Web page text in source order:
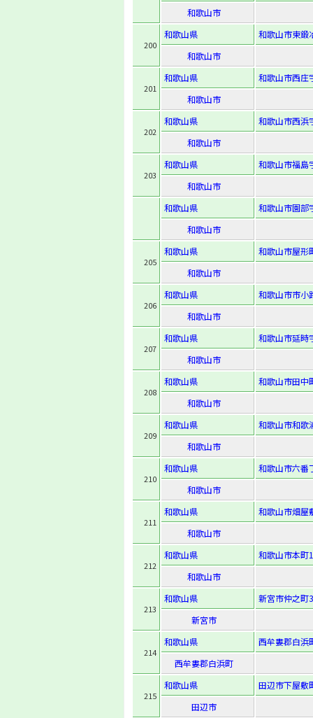
和歌山市
200
和歌山県
和歌山市東鍛
和歌山市
201
和歌山県
和歌山市西庄
和歌山市
202
和歌山県
和歌山市西浜
和歌山市
203
和歌山県
和歌山市福島
和歌山市
和歌山県
和歌山市園部
和歌山市
205
和歌山県
和歌山市屋形
和歌山市
206
和歌山県
和歌山市市小
和歌山市
207
和歌山県
和歌山市延時
和歌山市
208
和歌山県
和歌山市田中
和歌山市
209
和歌山県
和歌山市和歌
和歌山市
210
和歌山県
和歌山市六番
和歌山市
211
和歌山県
和歌山市畑屋
和歌山市
212
和歌山県
和歌山市本町
和歌山市
213
和歌山県
新宮市仲之町
新宮市
214
和歌山県
西牟婁郡白浜
西牟婁郡白浜町
215
和歌山県
田辺市下屋敷
田辺市